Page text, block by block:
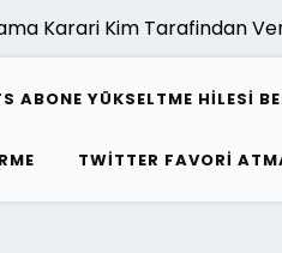
Karari Kim Tarafindan
ABONE YÜKSELTME HILESI
TWITTER FAVORI